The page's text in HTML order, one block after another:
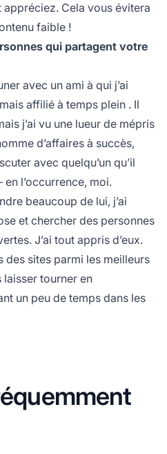
Cela vous évitera
faible !
qui partagent votre
avec un ami à qui j’ai
affilié à temps plein . Il
j’ai vu une lueur de mépris
d’affaires à succès,
avec quelqu’un qu’il
en l’occurrence, moi.
beaucoup de lui, j’ai
et chercher des personnes
J’ai tout appris d’eux.
des sites parmi les meilleurs
tourner en
un peu de temps dans les